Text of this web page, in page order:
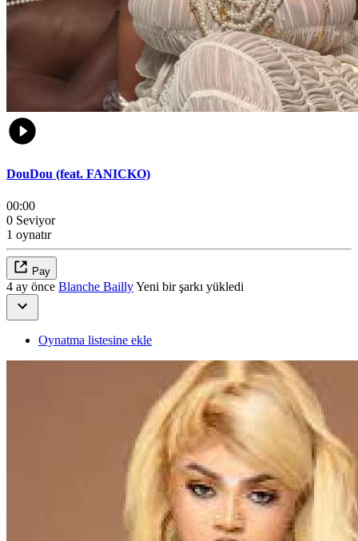
DouDou (feat. FANICKO)
00:00
0 Seviyor
1 oynatır
Pay
4 ay önce Blanche BaillyYeni bir şarkı yükledi
Oynatma listesine ekle